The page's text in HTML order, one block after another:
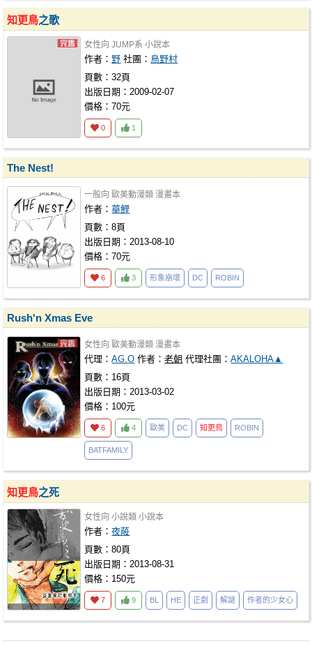
知更鳥之歌
女性向 JUMP系 小說本
作者： 野 社團： 鳥野村
頁數：32頁
出版日期：2009-02-07
價格：70元
0 1
The Nest!
一般向 歐美動漫類 漫畫本
作者：華鯉
頁數：8頁
出版日期：2013-08-10
價格：70元
6 3 形象崩壞 DC ROBIN
Rush'n Xmas Eve
女性向 歐美動漫類 漫畫本
代理：AG.O 作者：老朝 代理社團：AKALOHA▲
頁數：16頁
出版日期：2013-03-02
價格：100元
6 4 歐美 DC 知更鳥 ROBIN
BATFAMILY
知更鳥之死
女性向 小說類 小說本
作者：夜蒑
頁數：80頁
出版日期：2013-08-31
價格：150元
7 9 BL HE 正劇 解謎 作者的少女心